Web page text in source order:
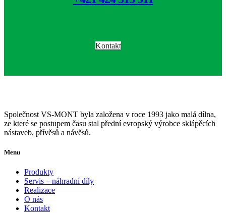
Kontakt
Společnost VS-MONT byla založena v roce 1993 jako malá dílna,
ze které se postupem času stal přední evropský výrobce sklápěcích
nástaveb, přívěsů a návěsů.
Menu
Produkty
Servis – náhradní díly
Realizace
O nás
Kontakt